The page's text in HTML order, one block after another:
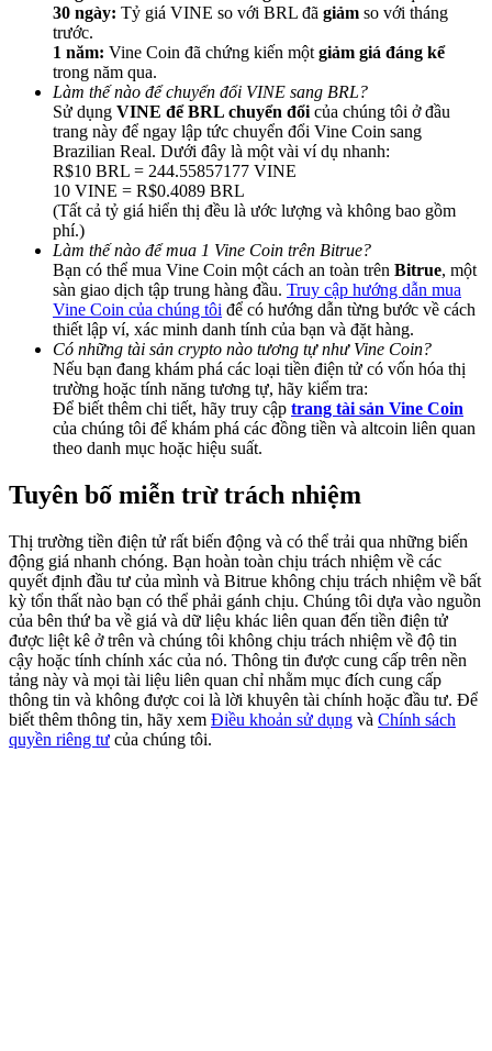
Deposit CASHCAT & Win
Deposit CASHCAT & Win
Share 500000 CASHCAT prize pool
Exclusive for BitMart Users
Precious Metals Trading Carnival
Trade Gold & Silver · 33,333 USDT Bonus
USDT New User Exclusive 10% APR
USDT Flexible Staking | Daily Rewards
30 ngày: Tỷ giá VINE so với BRL đã giảm so với tháng
trước.
1 năm: Vine Coin đã chứng kiến một giảm giá đáng kể
trong năm qua.
Làm thế nào để chuyển đổi VINE sang BRL?
Sử dụng VINE để BRL chuyển đổi của chúng tôi ở đầu
trang này để ngay lập tức chuyển đổi Vine Coin sang
Brazilian Real. Dưới đây là một vài ví dụ nhanh:
R$10 BRL = 244.55857177 VINE
10 VINE = R$0.4089 BRL
(Tất cả tỷ giá hiển thị đều là ước lượng và không bao gồm
phí.)
Làm thế nào để mua 1 Vine Coin trên Bitrue?
Bạn có thể mua Vine Coin một cách an toàn trên Bitrue, một
sàn giao dịch tập trung hàng đầu. Truy cập hướng dẫn mua
Vine Coin của chúng tôi để có hướng dẫn từng bước về cách
thiết lập ví, xác minh danh tính của bạn và đặt hàng.
Có những tài sản crypto nào tương tự như Vine Coin?
Nếu bạn đang khám phá các loại tiền điện tử có vốn hóa thị
trường hoặc tính năng tương tự, hãy kiểm tra:
Để biết thêm chi tiết, hãy truy cập trang tài sản Vine Coin
của chúng tôi để khám phá các đồng tiền và altcoin liên quan
theo danh mục hoặc hiệu suất.
Tuyên bố miễn trừ trách nhiệm
Thị trường tiền điện tử rất biến động và có thể trải qua những biến
động giá nhanh chóng. Bạn hoàn toàn chịu trách nhiệm về các
quyết định đầu tư của mình và Bitrue không chịu trách nhiệm về bất
kỳ tổn thất nào bạn có thể phải gánh chịu. Chúng tôi dựa vào nguồn
của bên thứ ba về giá và dữ liệu khác liên quan đến tiền điện tử
được liệt kê ở trên và chúng tôi không chịu trách nhiệm về độ tin
cậy hoặc tính chính xác của nó. Thông tin được cung cấp trên nền
tảng này và mọi tài liệu liên quan chỉ nhằm mục đích cung cấp
thông tin và không được coi là lời khuyên tài chính hoặc đầu tư. Để
biết thêm thông tin, hãy xem Điều khoản sử dụng và Chính sách
quyền riêng tư của chúng tôi.